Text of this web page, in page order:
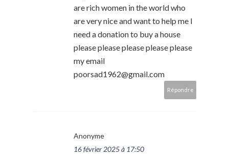
are rich women in the world who
are very nice and want to help me I
need a donation to buy a house
please please please please please
my email
poorsad1962@gmail.com
Répondre
Anonyme
16 février 2025 à 17:50